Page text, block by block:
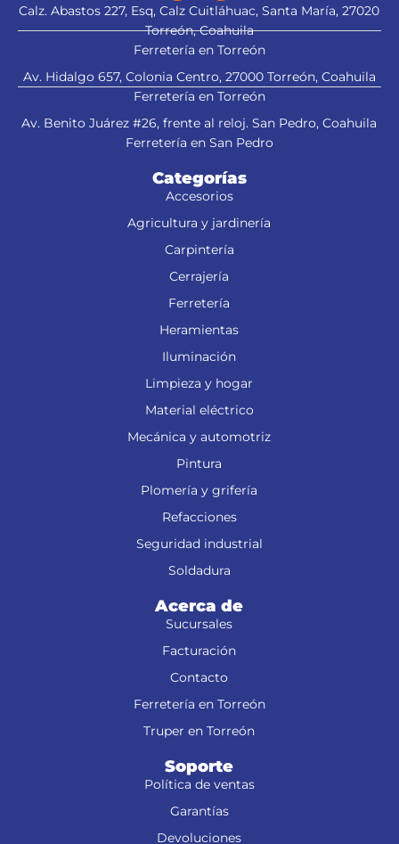
Calz. Abastos 227, Esq, Calz Cuitláhuac, Santa María, 27020
Torreón, Coahuila
Ferretería en Torreón
Av. Hidalgo 657, Colonia Centro, 27000 Torreón, Coahuila
Ferretería en Torreón
Av. Benito Juárez #26, frente al reloj. San Pedro, Coahuila
Ferretería en San Pedro
Categorías
Accesorios
Agricultura y jardinería
Carpintería
Cerrajería
Ferretería
Heramientas
Iluminación
Limpieza y hogar
Material eléctrico
Mecánica y automotriz
Pintura
Plomería y grifería
Refacciones
Seguridad industrial
Soldadura
Acerca de
Sucursales
Facturación
Contacto
Ferretería en Torreón
Truper en Torreón
Soporte
Política de ventas
Garantías
Devoluciones